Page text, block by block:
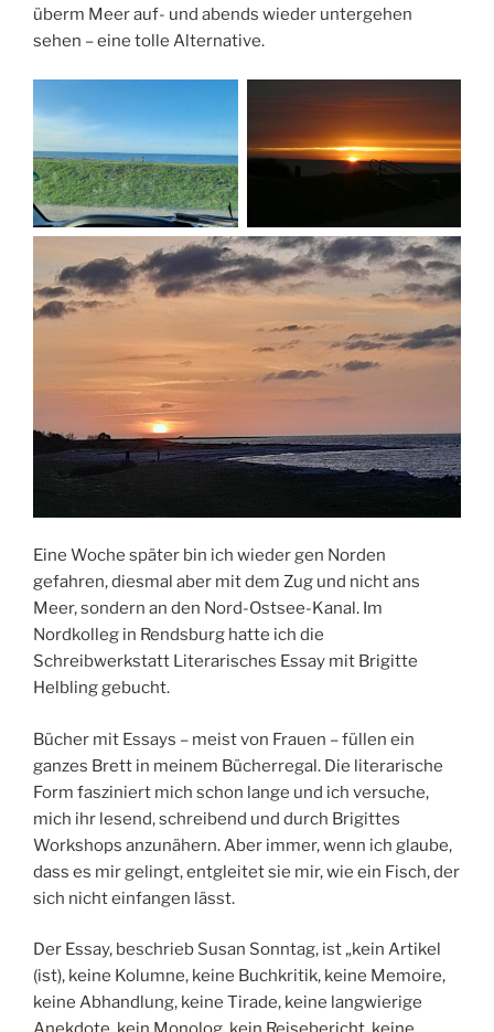
überm Meer auf- und abends wieder untergehen
sehen – eine tolle Alternative.
Eine Woche später bin ich wieder gen Norden
gefahren, diesmal aber mit dem Zug und nicht ans
Meer, sondern an den Nord-Ostsee-Kanal. Im
Nordkolleg in Rendsburg hatte ich die
Schreibwerkstatt Literarisches Essay mit Brigitte
Helbling gebucht.
Bücher mit Essays – meist von Frauen – füllen ein
ganzes Brett in meinem Bücherregal. Die literarische
Form fasziniert mich schon lange und ich versuche,
mich ihr lesend, schreibend und durch Brigittes
Workshops anzunähern. Aber immer, wenn ich glaube,
dass es mir gelingt, entgleitet sie mir, wie ein Fisch, der
sich nicht einfangen lässt.
Der Essay, beschrieb Susan Sonntag, ist „kein Artikel
(ist), keine Kolumne, keine Buchkritik, keine Memoire,
keine Abhandlung, keine Tirade, keine langwierige